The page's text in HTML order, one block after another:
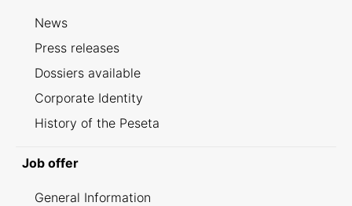
News
Press releases
Dossiers available
Corporate Identity
History of the Peseta
Job offer
General Information